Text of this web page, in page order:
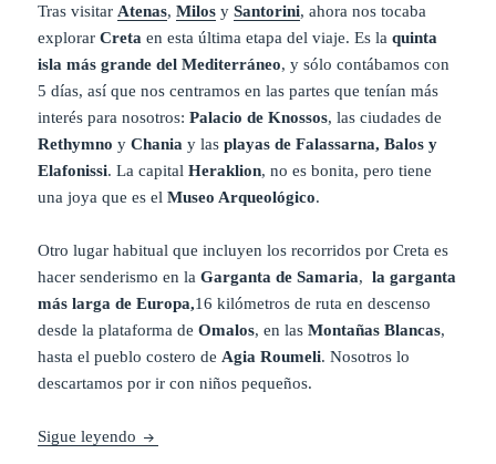
Tras visitar Atenas,Milos ySantorini, ahora nos tocaba
explorarCreta en esta última etapa del viaje. Es laquinta
isla más grande del Mediterráneo, y sólo contábamos con
5 días, así que nos centramos en las partes que tenían más
interés para nosotros:Palacio de Knossos, las ciudades de
Rethymno yChania y lasplayas de Falassarna, Balos y
Elafonissi. La capitalHeraklion, no es bonita, pero tiene
una joya que es elMuseo Arqueológico.
Otro lugar habitual que incluyen los recorridos por Creta es
hacer senderismo en laGarganta de Samaria, la garganta
más larga de Europa,16 kilómetros de ruta en descenso
desde la plataforma deOmalos, en lasMontañas Blancas,
hasta el pueblo costero de Agia Roumeli. Nosotros lo
descartamos por ir con niños pequeños.
Sigue leyendo Diario Grecia – Junio / Julio 2022: Días 11,12: